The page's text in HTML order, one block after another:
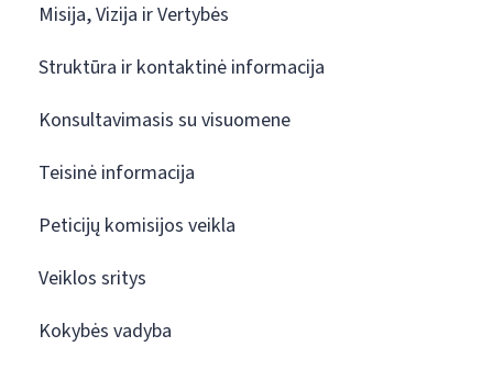
Misija, Vizija ir Vertybės
Struktūra ir kontaktinė informacija
Konsultavimasis su visuomene
Teisinė informacija
Peticijų komisijos veikla
Veiklos sritys
Kokybės vadyba